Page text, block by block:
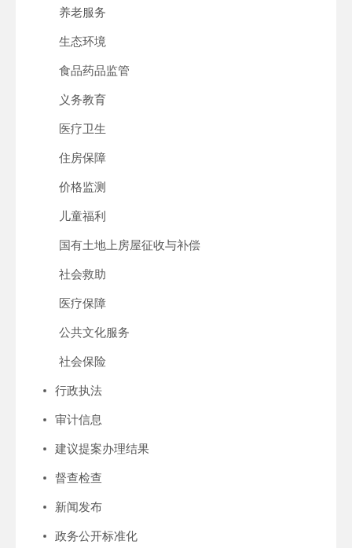
养老服务
生态环境
食品药品监管
义务教育
医疗卫生
住房保障
价格监测
儿童福利
国有土地上房屋征收与补偿
社会救助
医疗保障
公共文化服务
社会保险
行政执法
审计信息
建议提案办理结果
督查检查
新闻发布
政务公开标准化